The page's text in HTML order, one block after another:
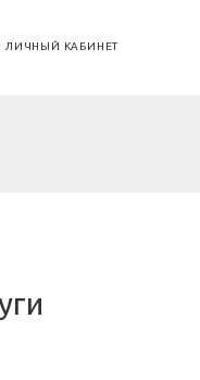
ЛИЧНЫЙ КАБИНЕТ